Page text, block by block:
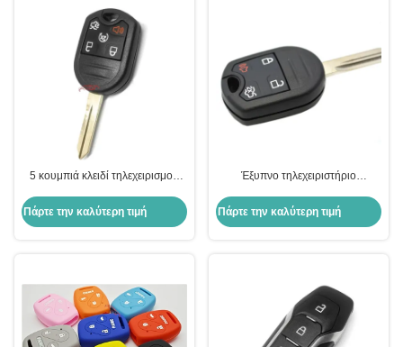
5 κουμπιά κλειδί τηλεχειρισμού
τηλεχειρισμού αυτοκινήτου για
Ford
Πάρτε την καλύτερη τιμή
Έξυπνο τηλεχειριστήριο
τηλεχειριστήριο 433MHZ για Ford
Πάρτε την καλύτερη τιμή